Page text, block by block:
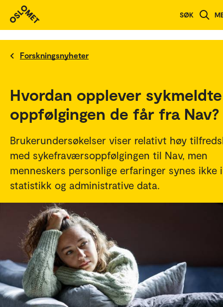
SØK
Forskningsnyheter
Hvordan opplever sykmeldte
oppfølgingen de får fra Nav?
Brukerundersøkelser viser relativt høy
med sykefraværsoppfølgingen til Nav, men
menneskers personlige erfaringer synes ikke i
statistikk og administrative data.